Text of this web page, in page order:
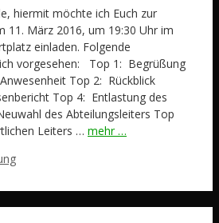
hiermit möchte ich Euch zur
11. März 2016, um 19:30 Uhr im
einladen. Folgende
vorgesehen: Top 1: Begrüßung
Top 2: Rückblick
Top 4: Entlastung des
des Abteilungsleiters Top
Leiters … mehr …